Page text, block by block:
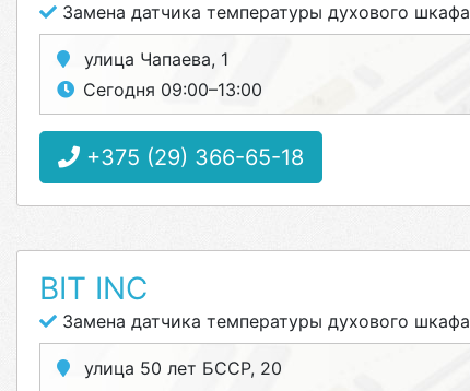
Замена датчика температуры духового шкафа
улица Чапаева, 1
Сегодня 09:00–13:00
+375 (29) 366-65-18
BIT INC
Замена датчика температуры духового шкафа
улица 50 лет БССР, 20